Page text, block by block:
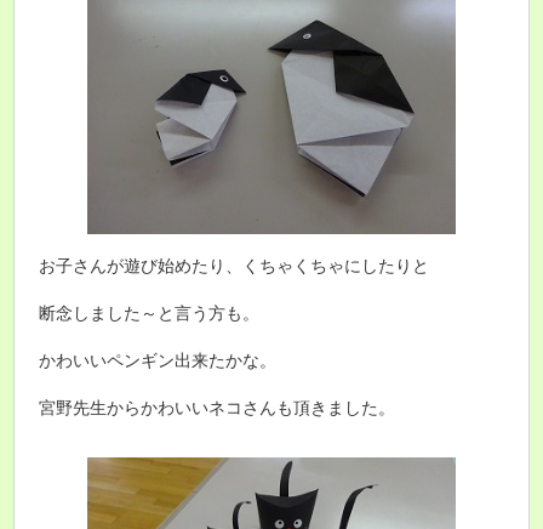
お子さんが遊び始めたり、くちゃくちゃにしたりと
断念しました～と言う方も。
かわいいペンギン出来たかな。
宮野先生からかわいいネコさんも頂きました。